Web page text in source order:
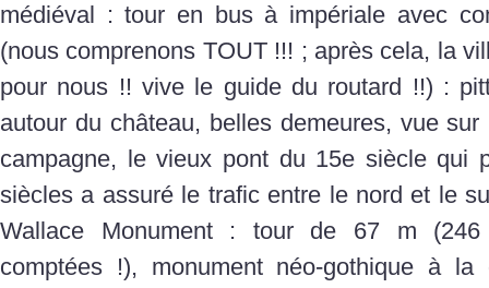
médiéval : tour en bus à impériale avec
(nous comprenons TOUT !!! ; après cela, la
pour nous !! vive le guide du routard !!) :
autour du château, belles demeures, vue
campagne, le vieux pont du 15e siècle qui
siècles a assuré le trafic entre le nord et le
Wallace Monument : tour de 67 m
comptées !), monument néo-gothique à la